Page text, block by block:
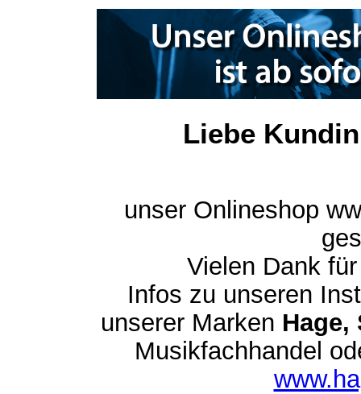
Liebe
unser Onlineshop
Vielen Dank
Infos zu unseren
unserer Marken Hage,
Musikfachhandel